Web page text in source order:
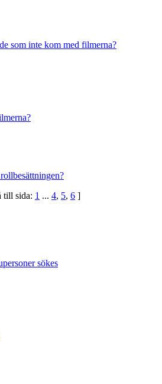
som inte kom med filmerna?
till sida: 1 ... 4, 5, 6 ]
sökes